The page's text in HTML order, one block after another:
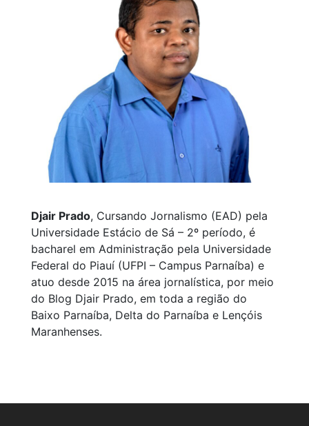
Djair Prado, Cursando Jornalismo (EAD) pela
Universidade Estácio de Sá – 2º período, é
bacharel em Administração pela Universidade
Federal do Piauí (UFPI – Campus Parnaíba) e
atuo desde 2015 na área jornalística, por meio
do Blog Djair Prado, em toda a região do
Baixo Parnaíba, Delta do Parnaíba e Lençóis
Maranhenses.